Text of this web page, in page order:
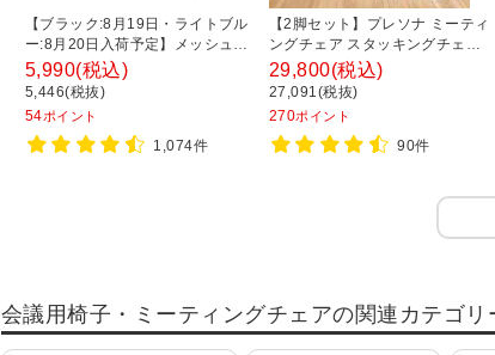
【ブラック:8月19日・ライトブル
ー:8月20日入荷予定】メッシュチ
ェア チャットチェア ランバーサ
ポート オフィスチェア デスクチ
高さ835-930mm
5,990(税込)
5,446(税抜)
54ポイント
1,074件
【2脚セット】プレソナ ミーティ
ングチェア スタッキングチェア
キャスター付き 座面クッション
幅570×奥行565×高さ805mm 会
議用椅子 会議用チェア
29,800(税込)
27,091(税抜)
270ポイント
90件
会議用椅子・ミーティングチェアの関連カテゴリ